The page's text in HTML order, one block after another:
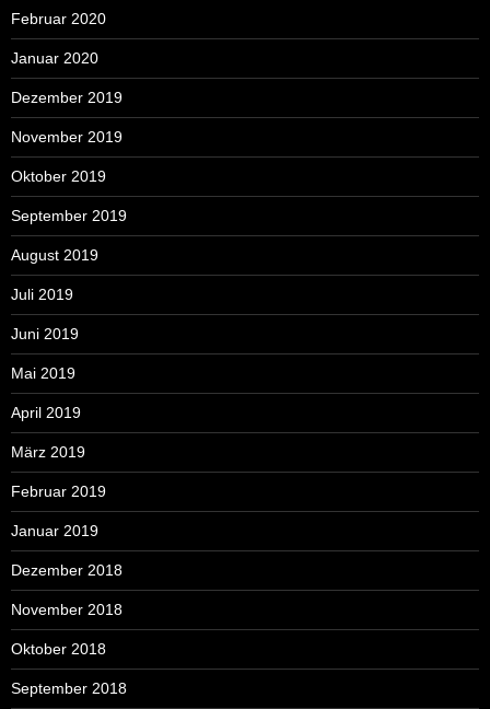
Februar 2020
Januar 2020
Dezember 2019
November 2019
Oktober 2019
September 2019
August 2019
Juli 2019
Juni 2019
Mai 2019
April 2019
März 2019
Februar 2019
Januar 2019
Dezember 2018
November 2018
Oktober 2018
September 2018